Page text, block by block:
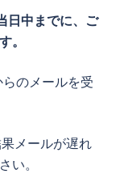
日中までに、ご
。
のメールを受
メールが遅れ
い。